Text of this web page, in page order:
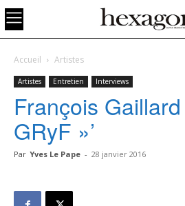
Accueil Artistes
Artistes Entretien Interviews
François
GRyF »’
Par Yves Le Pape - 28 janvier 2016